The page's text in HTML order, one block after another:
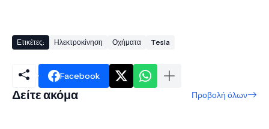
Ετικέτες: Ηλεκτροκίνηση Οχήματα Tesla
Facebook
Δείτε ακόμα Προβολή όλων